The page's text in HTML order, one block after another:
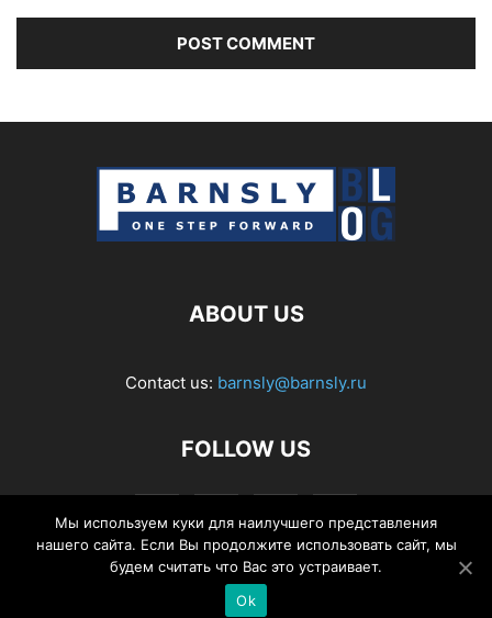
ABOUT US
Contact us: barnsly@barnsly.ru
FOLLOW US
© Barnsly Sound Org.
Мы используем куки для наилучшего представления
нашего сайта. Если Вы продолжите использовать сайт, мы
будем считать что Вас это устраивает.
Ok